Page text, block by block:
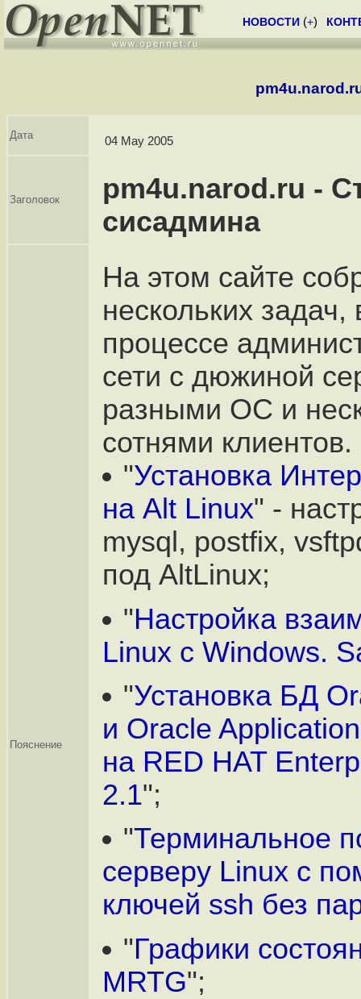
НОВОСТИ (+)
Дата 04 May 2005
Заголовок
pm4u.narod.ru -
сисадмина
Пояснение
На этом сайте
нескольких
процессе
сети с дюжиной
разными ОС и
сотнями клиентов.
"Установка
на Alt Linux" -
mysql, postfix,
под AltLinux;
"Настройка
Linux с Windows.
"Установка БД
и Oracle
на RED HAT
2.1";
"Терминальное
серверу Linux с
ключей ssh без
"Графики
MRTG";